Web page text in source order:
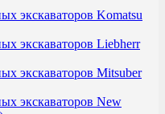
экскаваторов Komatsu
экскаваторов Liebherr
экскаваторов Mitsuber
экскаваторов New